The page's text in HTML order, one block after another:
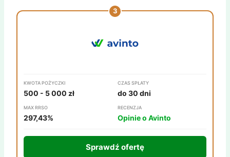
KWOTA POŻYCZKI
500 - 5 000 zł
CZAS SPŁATY
do 30 dni
MAX RRSO
297,43%
RECENZJA
Opinie o Avinto
Sprawdź ofertę